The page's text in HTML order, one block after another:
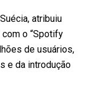
atribuiu
o “Spotify
de usuários,
e da introdução